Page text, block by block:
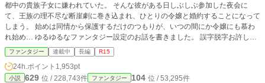
都中の貴族子女に嫌われていた。 そんな彼がある日しぶしぶ参加した夜会に
て、王族の理不尽な断崖劇に巻き込まれ、ひとりの令嬢と婚約することになって
しまう。 始めは同情から保護するだけのつもりが、いつの間にか令嬢にも慕わ
れ始め… ゆるゆるなファンタジー設定のお話を書きました。 誤字脱字お許しく
ださい。
ファンタジー 連載中 長編 R15
24h.ポイント 1,953pt
小説 629 位 / 228,743件 ファンタジー 104 位 / 53,295件